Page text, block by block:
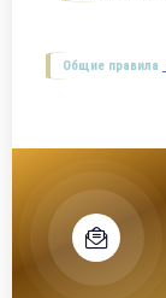
Общие правила